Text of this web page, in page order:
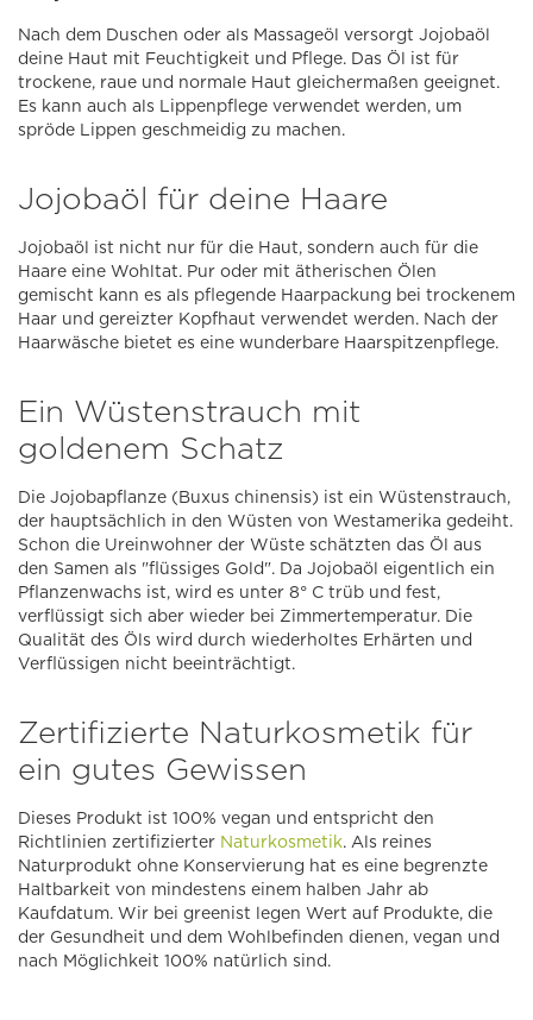
Nach dem Duschen oder als Massageöl versorgt Jojobaöl
deine Haut mit Feuchtigkeit und Pflege. Das Öl ist für
trockene, raue und normale Haut gleichermaßen geeignet.
Es kann auch als Lippenpflege verwendet werden, um
spröde Lippen geschmeidig zu machen.
Jojobaöl für deine Haare
Jojobaöl ist nicht nur für die Haut, sondern auch für die
Haare eine Wohltat. Pur oder mit ätherischen Ölen
gemischt kann es als pflegende Haarpackung bei trockenem
Haar und gereizter Kopfhaut verwendet werden. Nach der
Haarwäsche bietet es eine wunderbare Haarspitzenpflege.
Ein Wüstenstrauch mit
goldenem Schatz
Die Jojobapflanze (Buxus chinensis) ist ein Wüstenstrauch,
der hauptsächlich in den Wüsten von Westamerika gedeiht.
Schon die Ureinwohner der Wüste schätzten das Öl aus
den Samen als "flüssiges Gold". Da Jojobaöl eigentlich ein
Pflanzenwachs ist, wird es unter 8° C trüb und fest,
verflüssigt sich aber wieder bei Zimmertemperatur. Die
Qualität des Öls wird durch wiederholtes Erhärten und
Verflüssigen nicht beeinträchtigt.
Zertifizierte Naturkosmetik für
ein gutes Gewissen
Dieses Produkt ist 100% vegan und entspricht den
Richtlinien zertifizierter Naturkosmetik. Als reines
Naturprodukt ohne Konservierung hat es eine begrenzte
Haltbarkeit von mindestens einem halben Jahr ab
Kaufdatum. Wir bei greenist legen Wert auf Produkte, die
der Gesundheit und dem Wohlbefinden dienen, vegan und
nach Möglichkeit 100% natürlich sind.